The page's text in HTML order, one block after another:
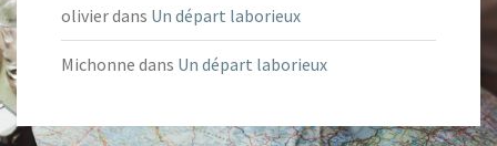
olivierdans Un départ laborieux
Michonne dans Un départ laborieux